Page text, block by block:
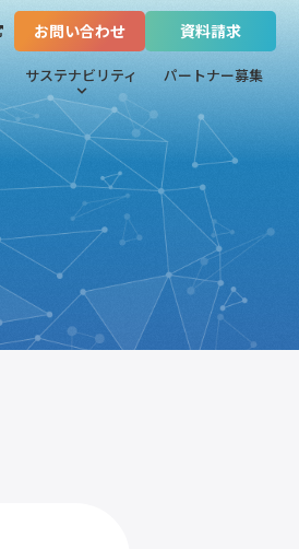
サステナビリティ パートナー募集
お問い合わせ 資料請求